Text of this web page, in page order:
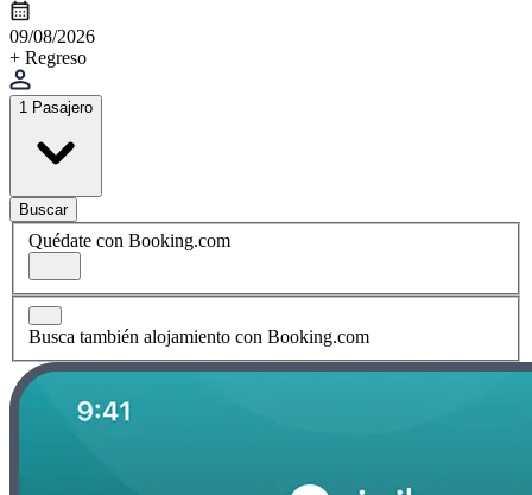
09/08/2026
+ Regreso
1 Pasajero
Buscar
Quédate con Booking.com
Busca también alojamiento con Booking.com